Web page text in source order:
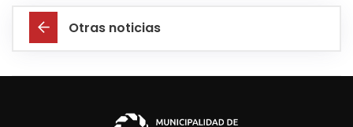
Otras noticias